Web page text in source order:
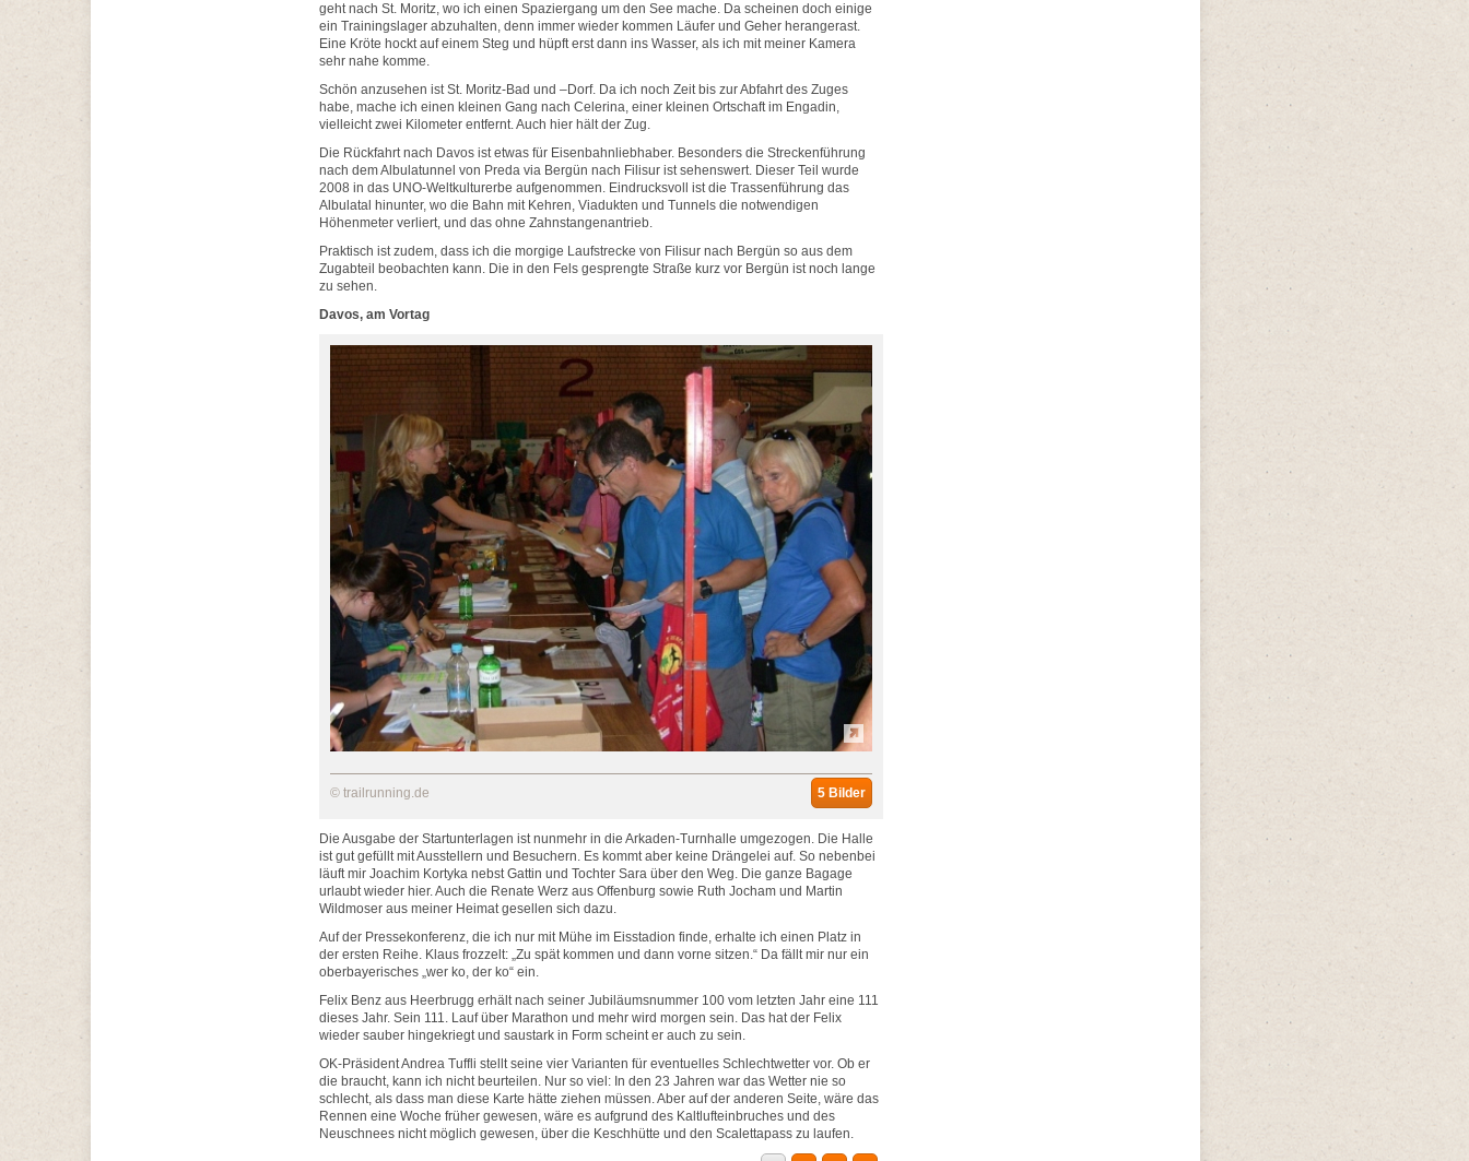
geht nach St. Moritz, wo ich einen Spaziergang um den See mache. Da scheinen doch einige
ein Trainingslager abzuhalten, denn immer wieder kommen Läufer und Geher herangerast.
Eine Kröte hockt auf einem Steg und hüpft erst dann ins Wasser, als ich mit meiner Kamera
sehr nahe komme.
Schön anzusehen ist St. Moritz-Bad und –Dorf. Da ich noch Zeit bis zur Abfahrt des Zuges
habe, mache ich einen kleinen Gang nach Celerina, einer kleinen Ortschaft im Engadin,
vielleicht zwei Kilometer entfernt. Auch hier hält der Zug.
Die Rückfahrt nach Davos ist etwas für Eisenbahnliebhaber. Besonders die Streckenführung
nach dem Albulatunnel von Preda via Bergün nach Filisur ist sehenswert. Dieser Teil wurde
2008 in das UNO-Weltkulturerbe aufgenommen. Eindrucksvoll ist die Trassenführung das
Albulatal hinunter, wo die Bahn mit Kehren, Viadukten und Tunnels die notwendigen
Höhenmeter verliert, und das ohne Zahnstangenantrieb.
Praktisch ist zudem, dass ich die morgige Laufstrecke von Filisur nach Bergün so aus dem
Zugabteil beobachten kann. Die in den Fels gesprengte Straße kurz vor Bergün ist noch lange
zu sehen.
Davos, am Vortag
© trailrunning.de 5 Bilder
Die Ausgabe der Startunterlagen ist nunmehr in die Arkaden-Turnhalle umgezogen. Die Halle
ist gut gefüllt mit Ausstellern und Besuchern. Es kommt aber keine Drängelei auf. So nebenbei
läuft mir Joachim Kortyka nebst Gattin und Tochter Sara über den Weg. Die ganze Bagage
urlaubt wieder hier. Auch die Renate Werz aus Offenburg sowie Ruth Jocham und Martin
Wildmoser aus meiner Heimat gesellen sich dazu.
Auf der Pressekonferenz, die ich nur mit Mühe im Eisstadion finde, erhalte ich einen Platz in
der ersten Reihe. Klaus frozzelt: „Zu spät kommen und dann vorne sitzen.“ Da fällt mir nur ein
oberbayerisches „wer ko, der ko“ ein.
Felix Benz aus Heerbrugg erhält nach seiner Jubiläumsnummer 100 vom letzten Jahr eine 111
dieses Jahr. Sein 111. Lauf über Marathon und mehr wird morgen sein. Das hat der Felix
wieder sauber hingekriegt und saustark in Form scheint er auch zu sein.
OK-Präsident Andrea Tuffli stellt seine vier Varianten für eventuelles Schlechtwetter vor. Ob er
die braucht, kann ich nicht beurteilen. Nur so viel: In den 23 Jahren war das Wetter nie so
schlecht, als dass man diese Karte hätte ziehen müssen. Aber auf der anderen Seite, wäre das
Rennen eine Woche früher gewesen, wäre es aufgrund des Kaltlufteinbruches und des
Neuschnees nicht möglich gewesen, über die Keschhütte und den Scalettapass zu laufen.